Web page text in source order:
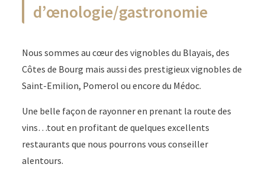
d’œnologie/gastronomie
Nous sommes au cœur des vignobles du Blayais, des
Côtes de Bourg mais aussi des prestigieux vignobles de
Saint-Emilion, Pomerol ou encore du Médoc.
Une belle façon de rayonner en prenant la route des
vins…tout en profitant de quelques excellents
restaurants que nous pourrons vous conseiller
alentours.